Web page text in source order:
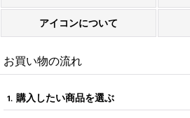
アイコンについて
お買い物の流れ
1. 購入したい商品を選ぶ